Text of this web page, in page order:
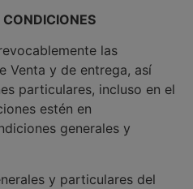
las
Venta y de entrega, así
particulares, incluso en el
estén en
generales y
y particulares del